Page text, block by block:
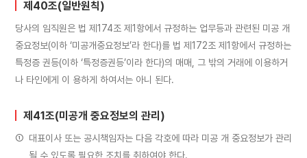
제40조(일반원칙)
당사의 임직원은 법 제174조 제1항에서 규정하는 업무등과 관련된 미공 개
중요정보(이하 ‘미공개중요정보’라 한다)를 법 제172조 제1항에서 규정하는
특정증 권등(이하 ‘특정증권등’이라 한다)의 매매, 그 밖의 거래에 이용하거
나 타인에게 이 용하게 하여서는 아니 된다.
제41조(미공개 중요정보의 관리)
① 대표이사 또는 공시책임자는 다음 각호에 따라 미공 개 중요정보가 관리
될 수 있도록 필요한 조치를 취하여야 한다.